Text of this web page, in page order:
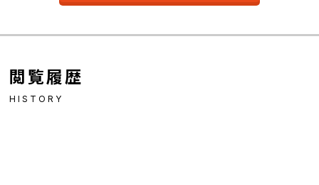
閲覧履歴
HISTORY